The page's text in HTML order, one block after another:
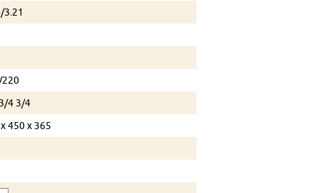
3.21
220
4 3/4
450 х 365